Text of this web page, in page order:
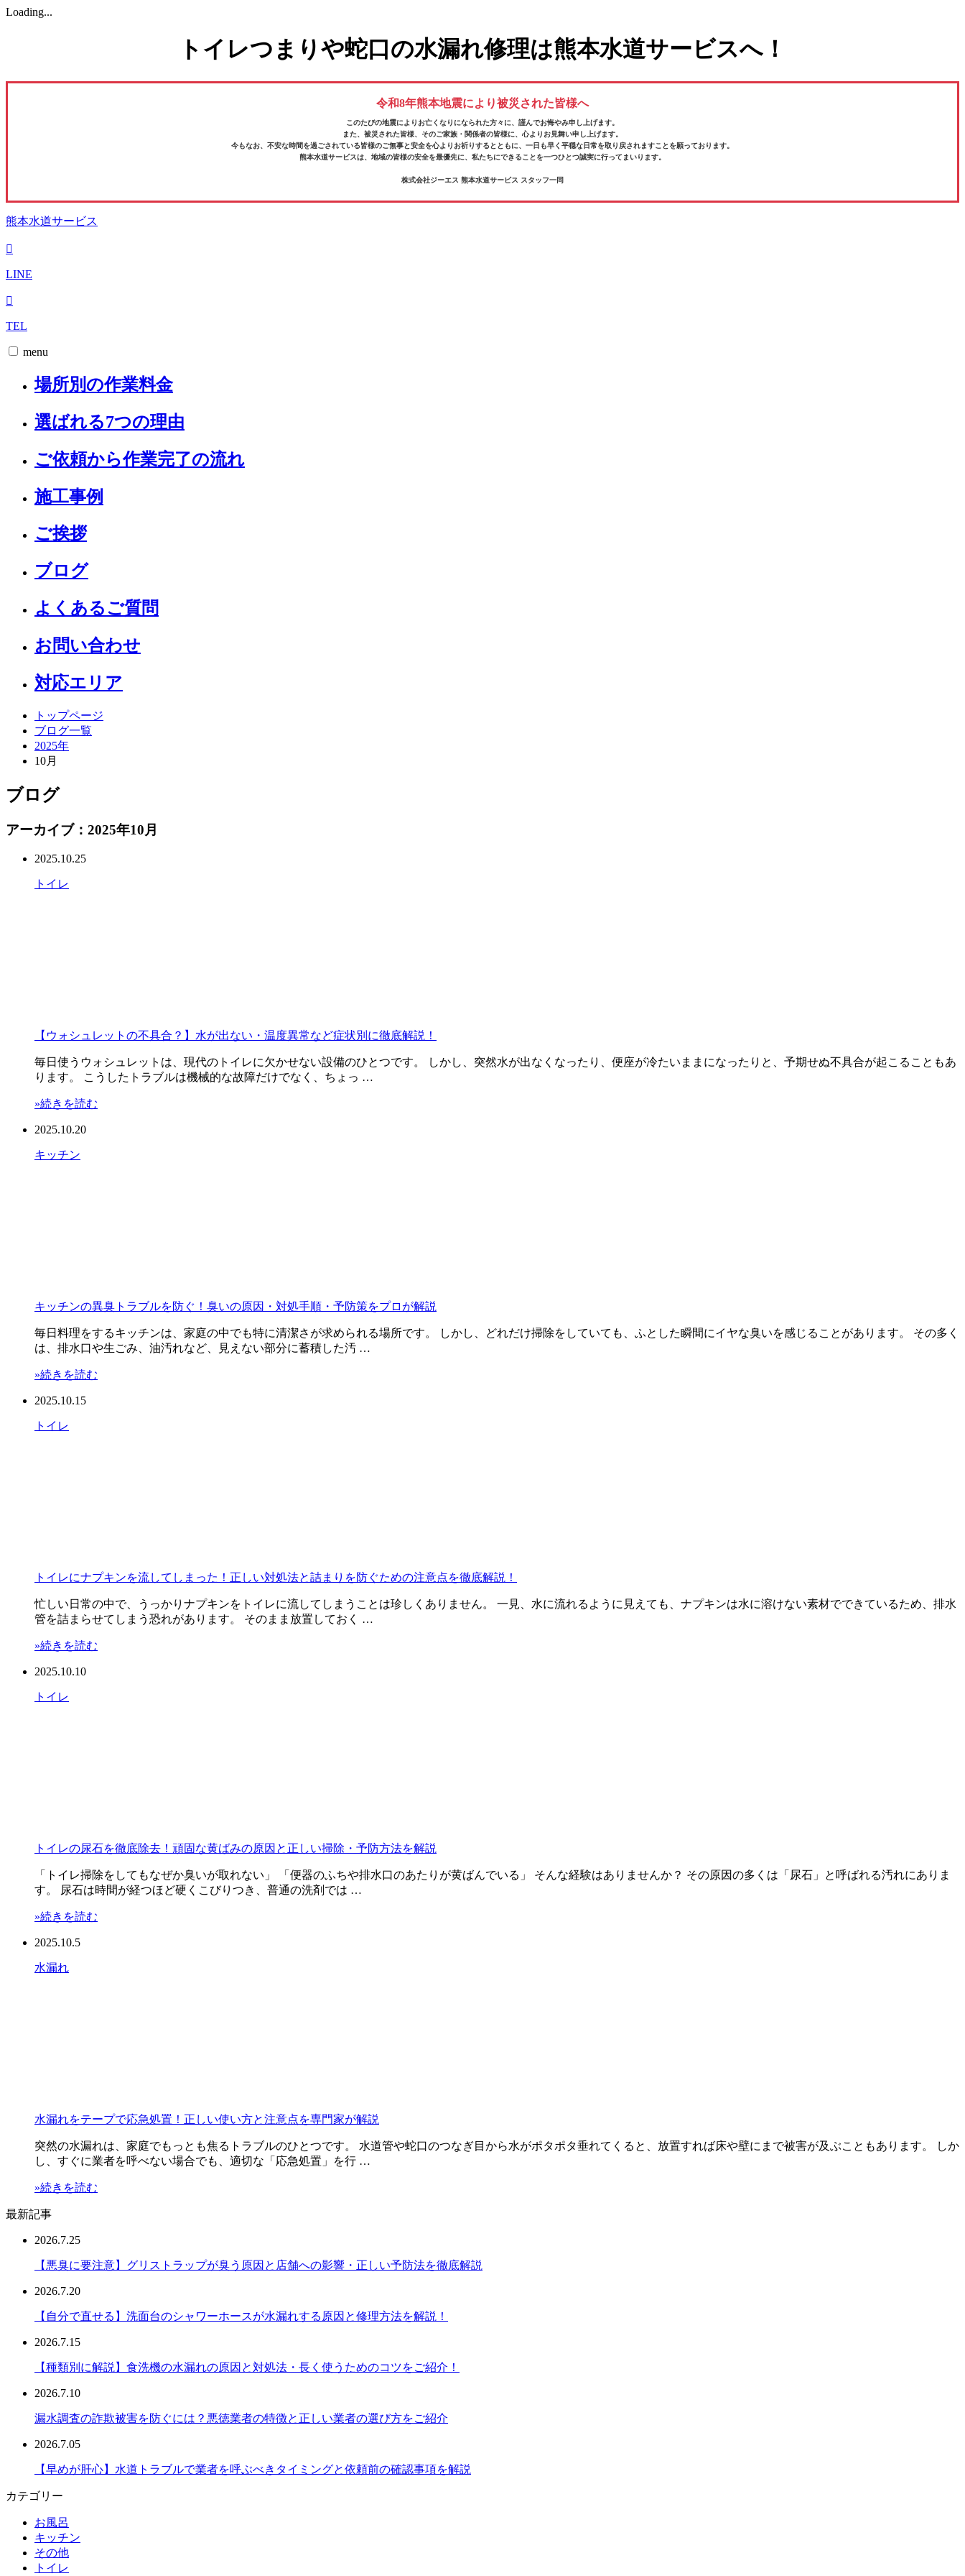
Loading...
トイレつまりや蛇口の水漏れ修理は熊本水道サービスへ！
令和8年熊本地震により被災された皆様へ
このたびの地震によりお亡くなりになられた方々に、 謹んでお悔やみ申し上げます。
また、被災された皆様、そのご家族・関係者の皆様に、 心よりお見舞い申し上げます。
今もなお、不安な時間を過ごされている皆様のご無事と安全を心よりお祈りするとともに、 一日も早く平穏な日常を取り戻されますことを願っております。
熊本水道サービスは、地域の皆様の安全を最優先に、 私たちにできることを一つひとつ誠実に行ってまいります。
株式会社ジーエス 熊本水道サービス スタッフ一同
熊本水道サービス
LINE
TEL
menu
場所別の作業料金
選ばれる7つの理由
ご依頼から作業完了の流れ
施工事例
ご挨拶
ブログ
よくあるご質問
お問い合わせ
対応エリア
トップページ
ブログ一覧
2025年
10月
ブログ
アーカイブ：2025年10月
2025.10.25
トイレ
【ウォシュレットの不具合？】水が出ない・温度異常など症状別に徹底解説！
毎日使うウォシュレットは、現代のトイレに欠かせない設備のひとつです。 しかし、突然水が出なくなったり、便座が冷たいままになったりと、予期せぬ不具合が起こることもあ
ります。 こうしたトラブルは機械的な故障だけでなく、ちょっ …
»続きを読む
2025.10.20
キッチン
キッチンの異臭トラブルを防ぐ！臭いの原因・対処手順・予防策をプロが解説
毎日料理をするキッチンは、家庭の中でも特に清潔さが求められる場所です。 しかし、どれだけ掃除をしていても、ふとした瞬間にイヤな臭いを感じることがあります。 その多く
は、排水口や生ごみ、油汚れなど、見えない部分に蓄積した汚 …
»続きを読む
2025.10.15
トイレ
トイレにナプキンを流してしまった！正しい対処法と詰まりを防ぐための注意点を徹底解説！
忙しい日常の中で、うっかりナプキンをトイレに流してしまうことは珍しくありません。 一見、水に流れるように見えても、ナプキンは水に溶けない素材でできているため、排水
管を詰まらせてしまう恐れがあります。 そのまま放置しておく …
»続きを読む
2025.10.10
トイレ
トイレの尿石を徹底除去！頑固な黄ばみの原因と正しい掃除・予防方法を解説
「トイレ掃除をしてもなぜか臭いが取れない」 「便器のふちや排水口のあたりが黄ばんでいる」 そんな経験はありませんか？ その原因の多くは「尿石」と呼ばれる汚れにありま
す。 尿石は時間が経つほど硬くこびりつき、普通の洗剤では …
»続きを読む
2025.10.5
水漏れ
水漏れをテープで応急処置！正しい使い方と注意点を専門家が解説
突然の水漏れは、家庭でもっとも焦るトラブルのひとつです。 水道管や蛇口のつなぎ目から水がポタポタ垂れてくると、放置すれば床や壁にまで被害が及ぶこともあります。 しか
し、すぐに業者を呼べない場合でも、適切な「応急処置」を行 …
»続きを読む
最新記事
2026.7.25
【悪臭に要注意】グリストラップが臭う原因と店舗への影響・正しい予防法を徹底解説
2026.7.20
【自分で直せる】洗面台のシャワーホースが水漏れする原因と修理方法を解説！
2026.7.15
【種類別に解説】食洗機の水漏れの原因と対処法・長く使うためのコツをご紹介！
2026.7.10
漏水調査の詐欺被害を防ぐには？悪徳業者の特徴と正しい業者の選び方をご紹介
2026.7.05
【早めが肝心】水道トラブルで業者を呼ぶべきタイミングと依頼前の確認事項を解説
カテゴリー
お風呂
キッチン
その他
トイレ